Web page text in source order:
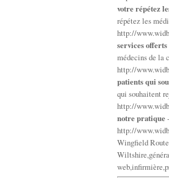
votre répétez
répétez les
http://
services
médecins de la
http://
patients qui
qui souhaitent
http://
notre pratique
http://
Wingfield